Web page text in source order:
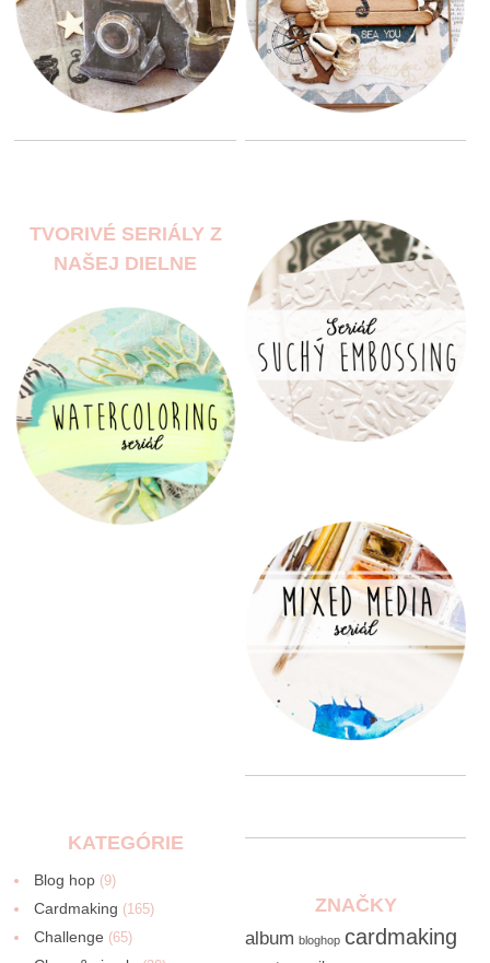
TVORIVÉ SERIÁLY Z
NAŠEJ DIELNE
KATEGÓRIE
Blog hop (9)
Cardmaking (165)
Challenge (65)
ZNAČKY
album bloghop cardmaking